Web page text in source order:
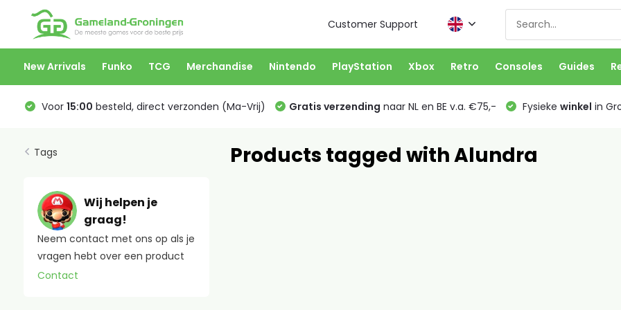
Customer Support
New Arrivals Funko TCG Merchandise Nintendo PlayStation Xbox Retro Consoles Guides
Voor 15:00 besteld, direct verzonden (Ma-Vrij) Gratis verzending naar NL en BE v.a. €75,- Fysieke winkel in
Tags
Wij helpen je
graag!
Neem contact met ons op als je
vragen hebt over een product
Contact
Products tagged with Alundra